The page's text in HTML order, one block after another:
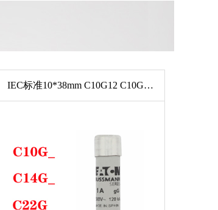
IEC标准10*38mm C10G12 C10G10 C10G1 C10G0.5 C10G4 C10G32 C10G8 C10G6 C10G20 C10G25 C10G16 C10G2